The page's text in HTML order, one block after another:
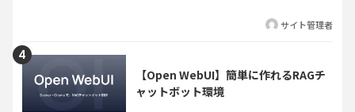
サイト管理者
【Open WebUI】簡単に作れるRAGチ
ャットボット環境